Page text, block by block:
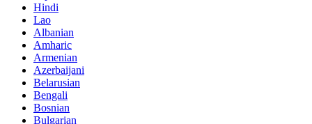
Hindi
Lao
Albanian
Amharic
Armenian
Azerbaijani
Belarusian
Bengali
Bosnian
Bulgarian